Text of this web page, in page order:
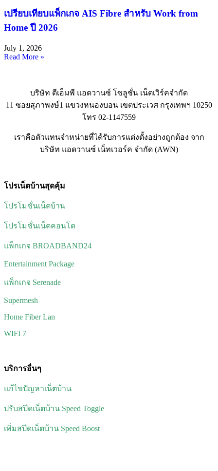
เปรียบเทียบแพ็กเกจ AIS Fibre สำหรับ Work from
Home ปี 2026
July 1, 2026
Read More »
บริษัท ดีเอ็มพี แอดวานซ์ โซลูชั่น เน็ตเวิร์คจำกัด
11 ซอยสุภาพงษ์1 แขวงหนองบอน เขตประเวศ กรุงเทพฯ 10250
โทร 02-1147559
เราคือตัวแทนจำหน่ายที่ได้รับการแต่งตั้งอย่างถูกต้อง จาก
บริษัท แอดวานซ์ เน็ทเวอร์ค จำกัด (AWN)
โปรเน็ตบ้านสุดคุ้ม
โปรโมชั่นเน็ตบ้าน
โปรโมชั่นเน็ตคอนโด
แพ็กเกจ BROADBAND24
Entertainment Package
แพ็กเกจ Serenade
Supermesh
Home Fiber Lan
WIFI 7
บริการอื่นๆ
แก้ไขปัญหาเน็ตบ้าน
ปรับสปีดเน็ตบ้าน Speed Toggle
เพิ่มสปีดเน็ตบ้าน Speed Boost